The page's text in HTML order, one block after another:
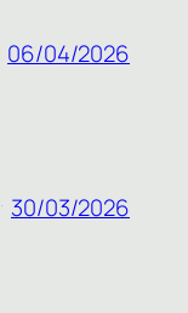
06/04/2026
30/03/2026